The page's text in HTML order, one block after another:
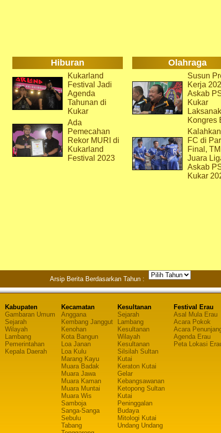
Hiburan Olahraga
Kukarland
Festival Jadi
Agenda
Tahunan di
Kukar
Ada
Pemecahan
Rekor MURI di
Kukarland
Festival 2023
Susun
Kerja
Askab
Kukar
Kongres
FC di
Final,
Juara
Askab
Kukar
Arsip Berita Berdasarkan Tahun :
Kabupaten
Gambaran Umum
Sejarah
Wilayah
Lambang
Pemerintahan
Kepala Daerah
Kecamatan
Anggana
Kembang Janggut
Kenohan
Kota Bangun
Loa Janan
Loa Kulu
Marang Kayu
Muara Badak
Muara Jawa
Muara Kaman
Muara Muntai
Muara Wis
Samboja
Sanga-Sanga
Sebulu
Tabang
Kesultanan
Sejarah
Lambang
Kesultanan
Wilayah
Kesultanan
Silsilah Sultan
Kutai
Keraton Kutai
Gelar
Kebangsawanan
Ketopong Sultan
Kutai
Peninggalan
Budaya
Mitologi Kutai
Undang Undang
Festival Erau
Asal Mula Erau
Acara Pokok
Acara
Agenda Erau
Peta Lokasi